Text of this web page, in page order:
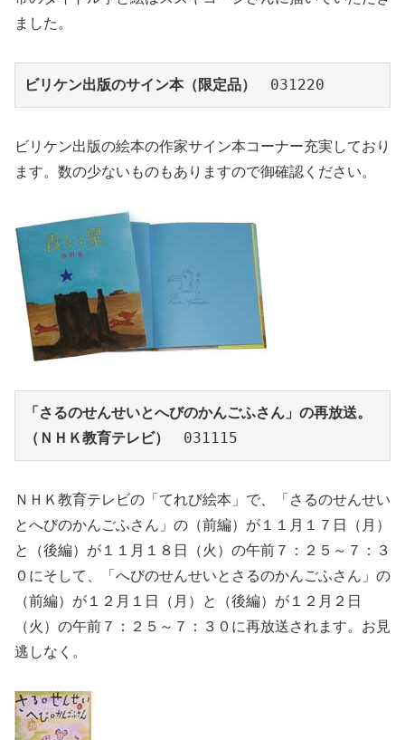
ました。
ビリケン出版のサイン本（限定品） 031220
ビリケン出版の絵本の作家サイン本コーナー充実しており
ます。数の少ないものもありますので御確認ください。
「さるのせんせいとへびのかんごふさん」の再放送。
（ＮＨＫ教育テレビ）
031115
ＮＨＫ教育テレビの「てれび絵本」で、「さるのせんせい
とへびのかんごふさん」の（前編）が１１月１７日（月）
と（後編）が１１月１８日（火）の午前７：２５～７：３
０にそして、「へびのせんせいとさるのかんごふさん」の
（前編）が１２月１日（月）と（後編）が１２月２日
（火）の午前７：２５～７：３０に再放送されます。お見
逃しなく。